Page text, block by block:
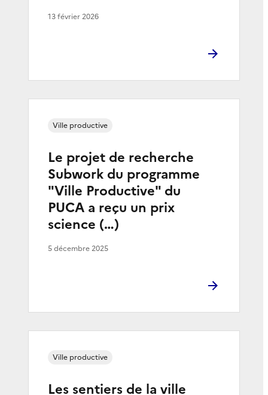
13 février 2026
Le projet de recherche
Subwork du programme
"Ville Productive" du
PUCA a reçu un prix
science (…)
Ville productive
5 décembre 2025
Les sentiers de la ville
Ville productive